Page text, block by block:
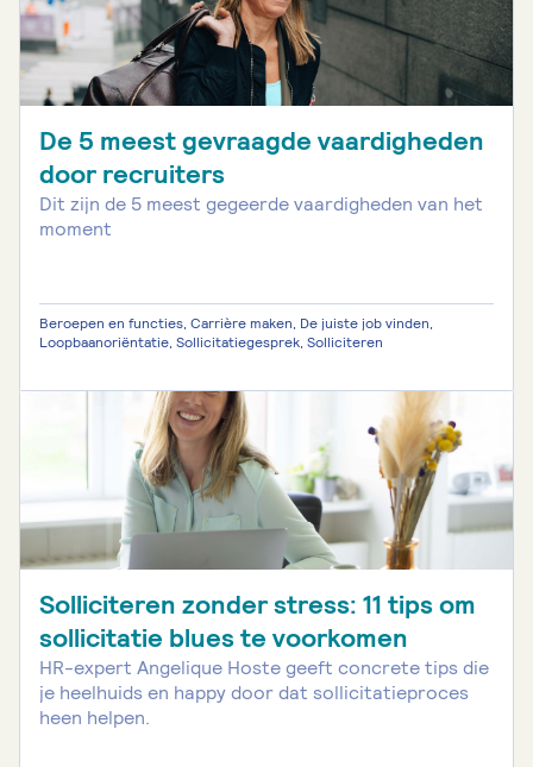
De 5 meest gevraagde vaardigheden
door recruiters
Dit zijn de 5 meest gegeerde vaardigheden van het
moment
Beroepen en functies, Carrière maken, De juiste job vinden,
Loopbaanoriëntatie, Sollicitatiegesprek, Solliciteren
Solliciteren zonder stress: 11 tips om
sollicitatie blues te voorkomen
HR-expert Angelique Hoste geeft concrete tips die
je heelhuids en happy door dat sollicitatieproces
heen helpen.